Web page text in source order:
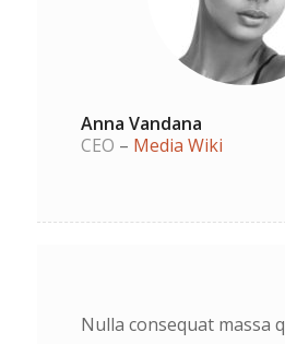
Anna Vandana
CEO – Media Wiki
Nulla consequat massa